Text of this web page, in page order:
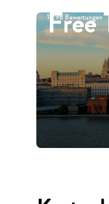
Free
11298 Bewertungen